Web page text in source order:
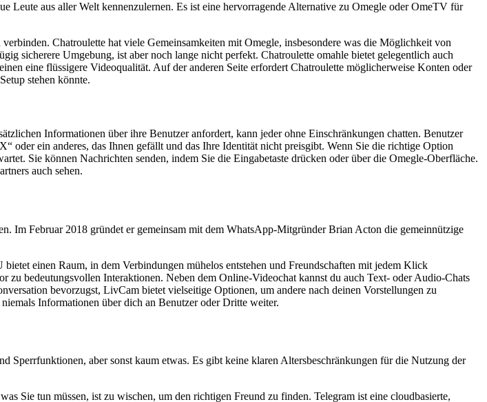
aus aller Welt kennenzulernen. Es ist eine hervorragende Alternative zu Omegle oder OmeTV für
Chatroulette hat viele Gemeinsamkeiten mit Omegle, insbesondere was die Möglichkeit von
sicherere Umgebung, ist aber noch lange nicht perfekt. Chatroulette omahle bietet gelegentlich auch
eine flüssigere Videoqualität. Auf der anderen Seite erfordert Chatroulette möglicherweise Konten oder
stehen könnte.
Informationen über ihre Benutzer anfordert, kann jeder ohne Einschränkungen chatten. Benutzer
oder ein anderes, das Ihnen gefällt und das Ihre Identität nicht preisgibt. Wenn Sie die richtige Option
Sie können Nachrichten senden, indem Sie die Eingabetaste drücken oder über die Omegle-Oberfläche.
auch sehen.
Im Februar 2018 gründet er gemeinsam mit dem WhatsApp-Mitgründer Brian Acton die gemeinnützige
einen Raum, in dem Verbindungen mühelos entstehen und Freundschaften mit jedem Klick
bedeutungsvollen Interaktionen. Neben dem Online-Videochat kannst du auch Text- oder Audio-Chats
bevorzugst, LivCam bietet vielseitige Optionen, um andere nach deinen Vorstellungen zu
Informationen über dich an Benutzer oder Dritte weiter.
aber sonst kaum etwas. Es gibt keine klaren Altersbeschränkungen für die Nutzung der
Sie tun müssen, ist zu wischen, um den richtigen Freund zu finden. Telegram ist eine cloudbasierte,